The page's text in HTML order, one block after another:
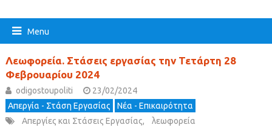
Menu
Λεωφορεία. Στάσεις εργασίας την Τετάρτη 28
Φεβρουαρίου 2024
odigostoupoliti
23/02/2024
Απεργία - Στάση Εργασίας
Νέα - Επικαιρότητα
Απεργίες και Στάσεις Εργασίας, λεωφορεία